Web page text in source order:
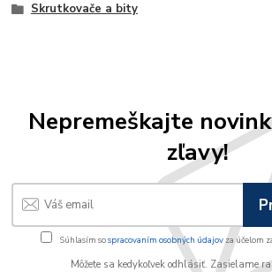
Skrutkovače a bity
Nepremeškajte
zľavy!
Súhlasím sospracovaním osobných údajov za účelom
Môžete sa kedykoľvek odhlásiť. Zasielame